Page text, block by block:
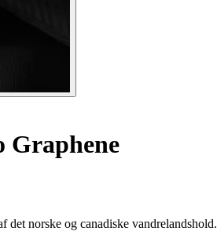
Graphene
norske og canadiske vandrelandshold.